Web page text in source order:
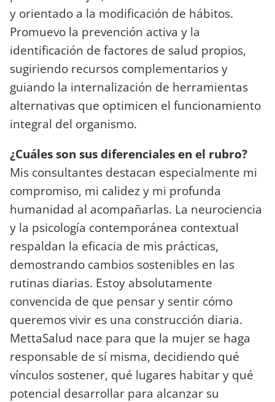
y orientado a la modificación de hábitos.
Promuevo la prevención activa y la
identificación de factores de salud propios,
sugiriendo recursos complementarios y
guiando la internalización de herramientas
alternativas que optimicen el funcionamiento
integral del organismo.
¿Cuáles son sus diferenciales en el rubro?
Mis consultantes destacan especialmente mi
compromiso, mi calidez y mi profunda
humanidad al acompañarlas. La neurociencia
y la psicología contemporánea contextual
respaldan la eficacia de mis prácticas,
demostrando cambios sostenibles en las
rutinas diarias. Estoy absolutamente
convencida de que pensar y sentir cómo
queremos vivir es una construcción diaria.
MettaSalud nace para que la mujer se haga
responsable de sí misma, decidiendo qué
vínculos sostener, qué lugares habitar y qué
potencial desarrollar para alcanzar su